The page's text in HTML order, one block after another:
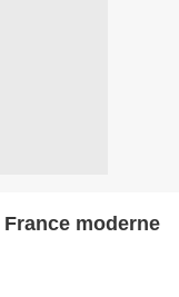
moderne